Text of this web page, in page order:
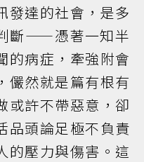
發達的社會，是多
斷——憑著一知半
的病症，牽強附會
儼然就是篇有根有
或許不帶惡意，卻
品頭論足極不負責
的壓力與傷害。這